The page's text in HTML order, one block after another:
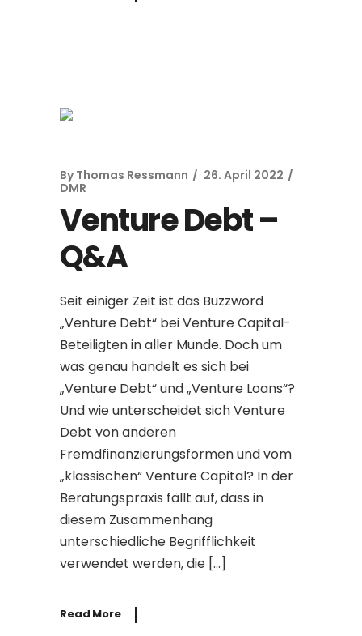
By Thomas Ressmann
26. April 2022
DMR
Venture Debt –
Q&A
Seit einiger Zeit ist das Buzzword
„Venture Debt“ bei Venture Capital-
Beteiligten in aller Munde. Doch um
was genau handelt es sich bei
„Venture Debt“ und „Venture Loans“?
Und wie unterscheidet sich Venture
Debt von anderen
Fremdfinanzierungsformen und vom
„klassischen“ Venture Capital? In der
Beratungspraxis fällt auf, dass in
diesem Zusammenhang
unterschiedliche Begrifflichkeit
verwendet werden, die […]
Read More